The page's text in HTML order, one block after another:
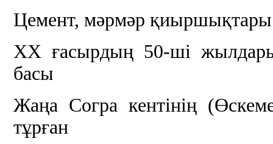
Цемент, мәрмәр қиыршықтары
ХХ ғасырдың 50-ші
басы
Жаңа Согра кентінің
тұрған